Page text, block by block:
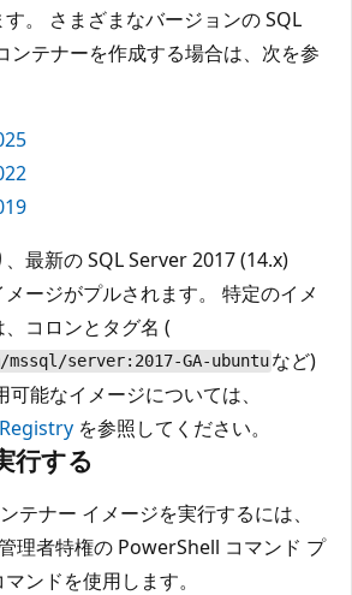
。 さまざまなバージョンの SQL
ンテナーを作成する場合は、次を参
最新の SQL Server 2017 (14.x)
ージがプルされます。 特定のイメ
コロンとタグ名 (
server:2017-GA-ubuntu など)
能なイメージについては、
を参照してください。
行する
テナー イメージを実行するには、
理者特権の PowerShell コマンド プ
ンドを使用します。